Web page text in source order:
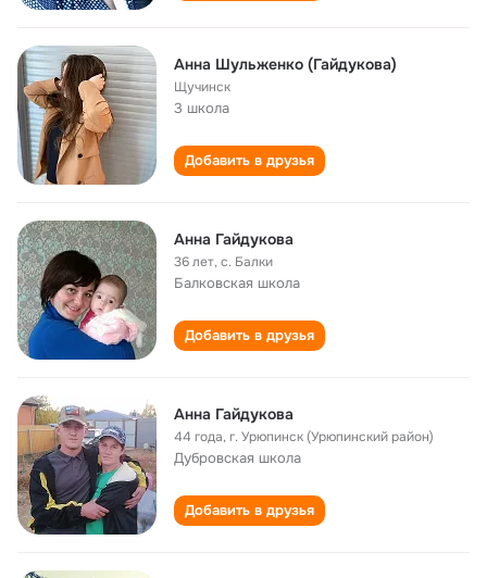
Анна Шульженко (Гайдукова)
Щучинск
3 школа
Добавить в друзья
Анна Гайдукова
36 лет,с. Балки
Балковская школа
Добавить в друзья
Анна Гайдукова
44 года,г. Урюпинск (Урюпинский район)
Дубровская школа
Добавить в друзья